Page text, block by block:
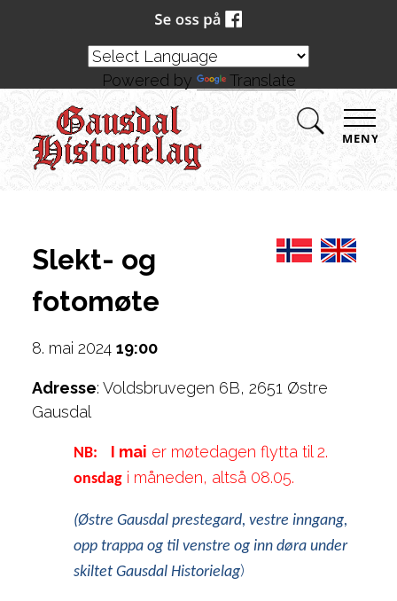
MENY
Slekt- og
fotomøte
8. mai 2024 19:00
Adresse: Voldsbruvegen 6B, 2651 Østre
Gausdal
NB: I mai er møtedagen flytta til 2.
onsdag i måneden, altså 08.05.
(Østre Gausdal prestegard, vestre inngang,
opp trappa og til venstre og inn døra under
skiltet Gausdal Historielag)
Powered by Translate